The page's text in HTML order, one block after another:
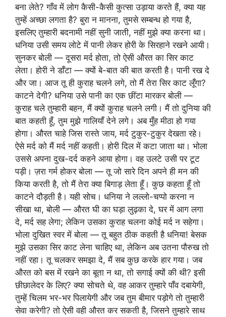
बना लेते? गाँव में लोग कैसी-कैसी कुत्सा उड़ाया करते हैं, क्या यह
तुम्हें अच्छा लगता है? बुरा न मानना, तुमसे सम्बन्ध हो गया है,
इसलिए तुम्हारी बदनामी नहीं सुनी जाती, नहीं मुझे क्या करना था।
धनिया उसी समय लोटे में पानी लेकर होरी के सिरहाने रखने आयी।
सुनकर बोली — दूसरा मर्द होता, तो ऐसी औरत का सिर काट
लेता। होरी ने डाँटा — क्यों बे-बात की बात करती है। पानी रख दे
और जा। आज तू ही कुराह चलने लगे, तो मैं तेरा सिर काट लूँगा?
काटने देगी? धनिया उसे पानी का एक छींटा मारकर बोली —
कुराह चले तुम्हारी बहन, मैं क्यों कुराह चलने लगी। मैं तो दुनिया की
बात कहती हूँ, तुम मुझे गालियाँ देने लगे। अब मुँह मीठा हो गया
होगा। औरत चाहे जिस रास्ते जाय, मर्द टुकुर-टुकुर देखता रहे।
ऐसे मर्द को मैं मर्द नहीं कहती। होरी दिल में कटा जाता था। भोला
उससे अपना दुख-दर्द कहने आया होगा। वह उलटे उसी पर टूट
पड़ी। ज़रा गर्म होकर बोला — तू जो सारे दिन अपने ही मन की
किया करती है, तो मैं तेरा क्या बिगाड़ लेता हूँ। कुछ कहता हूँ तो
काटने दौड़ती है। यही सोच। धनिया ने लल्लो-चप्पो करना न
सीखा था, बोली — औरत घी का घड़ा लुढ़का दे, घर में आग लगा
दे, मर्द सह लेगा; लेकिन उसका कुराह चलना कोई मर्द न सहेगा।
भोला दुखित स्वर में बोला — तू बहुत ठीक कहती है धनिया! बेसक
मुझे उसका सिर काट लेना चाहिए था, लेकिन अब उतना पौरुख तो
नहीं रहा। तू चलकर समझा दे, मैं सब कुछ करके हार गया। जब
औरत को बस में रखने का बूता न था, तो सगाई क्यों की थी? इसी
छीछालेदर के लिए? क्या सोचते थे, वह आकर तुम्हारे पाँव दबायेगी,
तुम्हें चिलम भर-भर पिलायेगी और जब तुम बीमार पड़ोगे तो तुम्हारी
सेवा करेगी? तो ऐसी वही औरत कर सकती है, जिसने तुम्हारे साथ